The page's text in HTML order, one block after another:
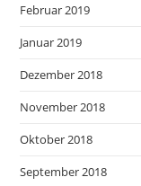
Februar 2019
Januar 2019
Dezember 2018
November 2018
Oktober 2018
September 2018